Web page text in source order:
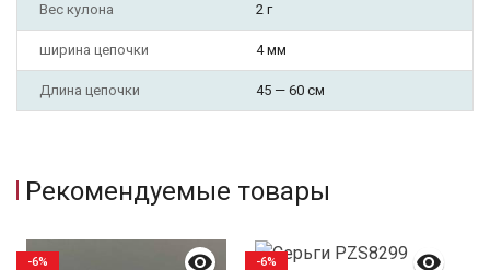
Вес кулона 2 г
ширина цепочки 4 мм
Длина цепочки 45 — 60 см
Рекомендуемые товары
-6% -6%